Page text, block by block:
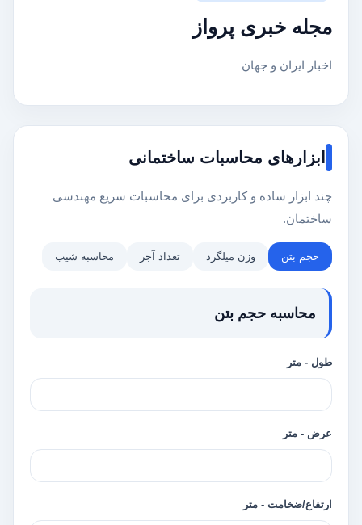
مجله خبری پرواز
اخبار ایران و جهان
ابزارهای محاسبات ساختمانی
چند ابزار ساده و کاربردی برای محاسبات سریع مهندسی
ساختمان.
حجم بتن وزن میلگرد تعداد آجر محاسبه شیب
محاسبه حجم بتن
طول - متر
عرض - متر
ارتفاع/ضخامت - متر